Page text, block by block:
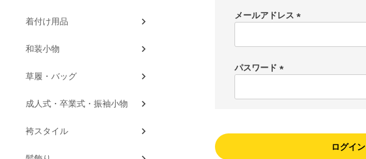
メールアドレス
パスワード
ログイン
着付け用品
和装小物
草履・バッグ
成人式・卒業式・振袖小物
袴スタイル